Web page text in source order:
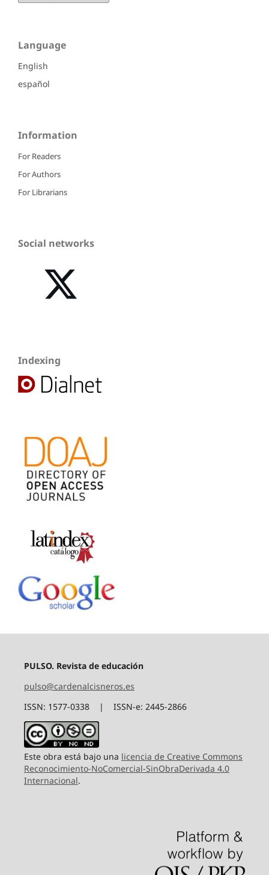
Language
English
español
Information
For Readers
For Authors
For Librarians
Social networks
Indexing
PULSO. Revista de educación
pulso@cardenalcisneros.es
ISSN: 1577-0338 | ISSN-e: 2445-2866
Este obra está bajo una licencia de Creative Commons
Reconocimiento-NoComercial-SinObraDerivada 4.0
Internacional.